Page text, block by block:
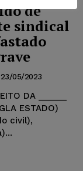
de
sindical
23/05/2023
DA ______
ESTADO)
civil),